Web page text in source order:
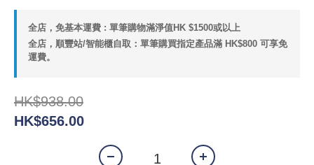
全店，免基本運費 : 單筆購物滿淨值HK $1500或以上
全店，順豐站/智能櫃自取：單筆購買指定產品滿 HK$800 可享免
運費。
HK$938.00
HK$656.00